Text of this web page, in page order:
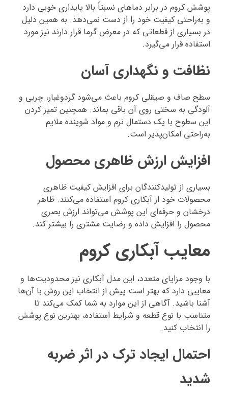
پوشش کروم در برابر دماهای نسبتاً بالا پایداری خوبی دارد
و به‌راحتی کیفیت خود را از دست نمی‌دهد. به همین دلیل
در بسیاری از قطعاتی که در معرض گرما قرار دارند نیز مورد
استفاده قرار می‌گیرد.
نظافت و نگهداری آسان
سطح صاف و صیقلی کروم باعث می‌شود گردوغبار، چربی و
آلودگی به سختی روی آن باقی بماند. همچنین تمیز کردن
این سطوح با یک دستمال نرم و مواد شوینده ملایم
به‌راحتی امکان‌پذیر است.
افزایش ارزش ظاهری محصول
بسیاری از تولیدکنندگان برای افزایش کیفیت ظاهری
محصولات خود از آبکاری کروم استفاده می‌کنند. ظاهر
درخشان و حرفه‌ای این پوشش می‌تواند ارزش بصری
محصول را افزایش داده و رضایت مشتری را بیشتر کند.
معایب آبکاری کروم
با وجود مزایای متعدد، این مدل آبکاری نیز محدودیت‌ها و
معایبی دارد که بهتر است پیش از انتخاب این روش با آن‌ها
آشنا باشید. آگاهی از این موارد به شما کمک می‌کند تا
متناسب با نوع قطعه و شرایط استفاده، بهترین نوع پوشش
را انتخاب کنید.
احتمال ایجاد ترک در اثر ضربه
شدید